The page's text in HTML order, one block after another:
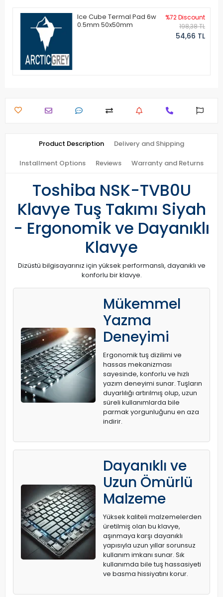
Ice Cube Termal Pad 6w
0.5mm 50x50mm
%72 Discount
198,38 TL
54,66 TL
Product Description Delivery and Shipping
Installment Options Reviews Warranty and Returns
Toshiba NSK-TVB0U
Klavye Tuş Takımı Siyah
- Ergonomik ve Dayanıklı
Klavye
Dizüstü bilgisayarınız için yüksek performanslı, dayanıklı ve
konforlu bir klavye.
Mükemmel
Yazma
Deneyimi
Ergonomik tuş dizilimi ve
hassas mekanizması
sayesinde, konforlu ve hızlı
yazım deneyimi sunar. Tuşların
duyarlılığı artırılmış olup, uzun
süreli kullanımlarda bile
parmak yorgunluğunu en aza
indirir.
Dayanıklı ve
Uzun Ömürlü
Malzeme
Yüksek kaliteli malzemelerden
üretilmiş olan bu klavye,
aşınmaya karşı dayanıklı
yapısıyla uzun yıllar sorunsuz
kullanım imkanı sunar. Sık
kullanımda bile tuş hassasiyeti
ve basma hissiyatını korur.